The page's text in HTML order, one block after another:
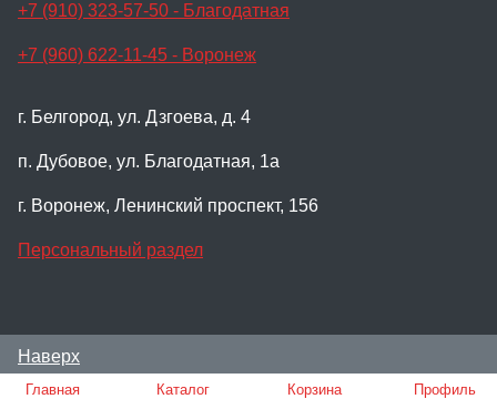
+7 (910) 323-57-50 - Благодатная
+7 (960) 622-11-45 - Воронеж
г. Белгород, ул. Дзгоева, д. 4
п. Дубовое, ул. Благодатная, 1а
г. Воронеж, Ленинский проспект, 156
Персональный раздел
Наверх
© Мотосалон Мото-Тайм, 2024
Главная Каталог Корзина Профиль